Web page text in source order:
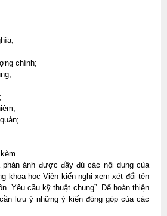
chính;
phản ánh được đầy đủ các nội dung của
khoa học Viện kiến nghị xem xét đổi tên
Yêu cầu kỹ thuật chung”. Để hoàn thiện
lưu ý những ý kiến đóng góp của các